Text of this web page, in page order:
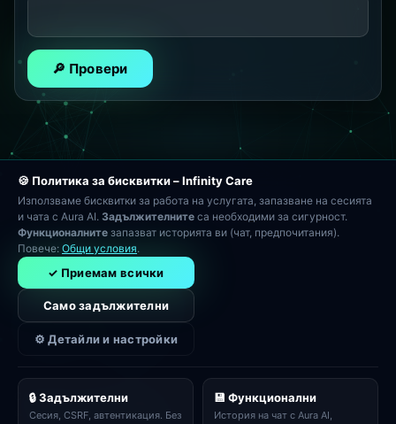
🍪 Политика за бисквитки – Infinity Care
Използваме бисквитки за работа на услугата, запазване на сесията
и чата с Aura AI. Задължителните са необходими за сигурност.
Функционалните запазват историята ви (чат, предпочитания).
Повече: Общи условия.
✓ Приемам всички
Само задължителни
⚙ Детайли и настройки
🔒 Задължителни
Сесия, CSRF, автентикация. Без
💾 Функционални
История на чат с Aura AI,
🔎 Провери
OASI EOOD · ЕИК 206259665
s. Yunak, p.k. 9138, ul. 1-va No 1